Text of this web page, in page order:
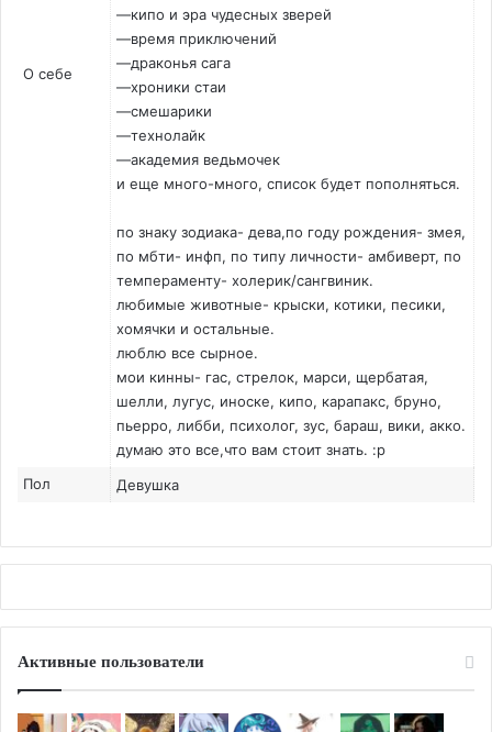
О себе
—кипо и эра чудесных зверей
—время приключений
—драконья сага
—хроники стаи
—смешарики
—технолайк
—академия ведьмочек
и еще много-много, список будет пополняться.
по знаку зодиака- дева,по году рождения- змея,
по мбти- инфп, по типу личности- амбиверт, по
темпераменту- холерик/сангвиник.
любимые животные- крыски, котики, песики,
хомячки и остальные.
люблю все сырное.
мои кинны- гас, стрелок, марси, щербатая,
шелли, лугус, иноске, кипо, карапакс, бруно,
пьерро, либби, психолог, зус, бараш, вики, акко.
думаю это все,что вам стоит знать. :p
Пол
Девушка
Активные пользователи